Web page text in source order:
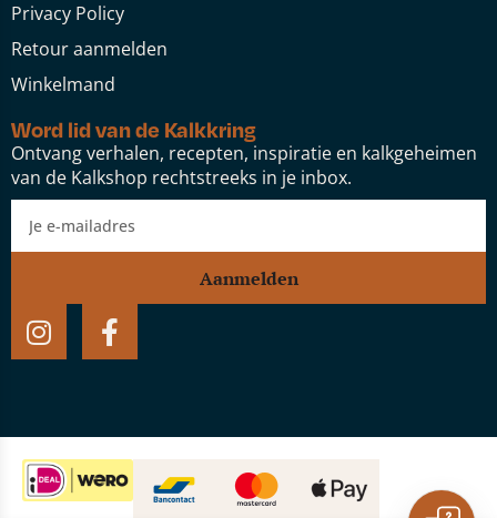
Privacy Policy
Retour aanmelden
Winkelmand
Word lid van de Kalkkring
Ontvang verhalen, recepten, inspiratie en kalkgeheimen
van de Kalkshop rechtstreeks in je inbox.
Aanmelden